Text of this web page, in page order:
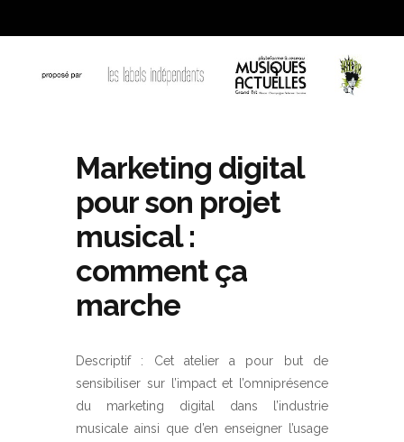
Marketing digital
pour son projet
musical :
comment ça
marche
Descriptif : Cet atelier a pour but de
sensibiliser sur l’impact et l’omniprésence
du marketing digital dans l’industrie
musicale ainsi que d’en enseigner l’usage